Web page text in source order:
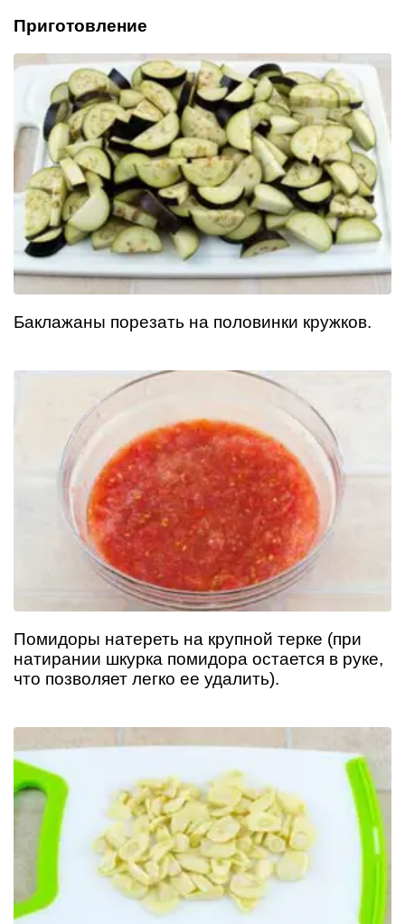
Приготовление
Баклажаны порезать на половинки кружков.
Помидоры натереть на крупной терке (при
натирании шкурка помидора остается в руке,
что позволяет легко ее удалить).